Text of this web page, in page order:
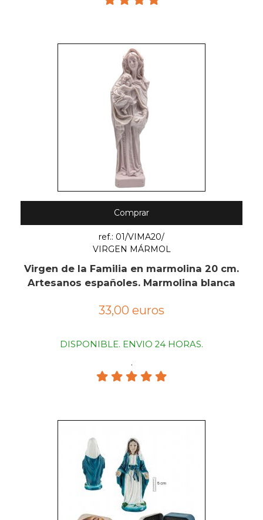
Comprar
ref.: 01/VIMA20/
VIRGEN MÁRMOL
Virgen de la Familia en marmolina 20 cm.
Artesanos españoles. Marmolina blanca
33,00 euros
DISPONIBLE. ENVIO 24 HORAS.
.